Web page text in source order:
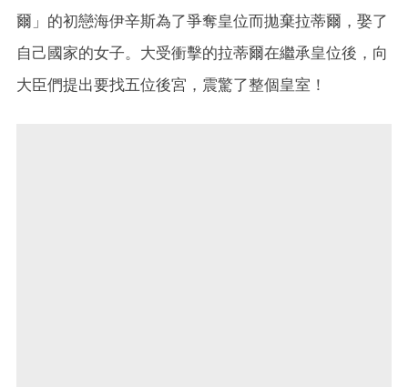
爾」的初戀海伊辛斯為了爭奪皇位而拋棄拉蒂爾，娶了
自己國家的女子。大受衝擊的拉蒂爾在繼承皇位後，向
大臣們提出要找五位後宮，震驚了整個皇室！